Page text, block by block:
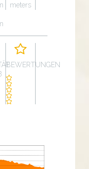
meters
BEWERTUNGEN